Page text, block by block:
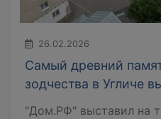
26.02.2026
Самый древний
зодчества в Угличе
"Дом.РФ" выставил на